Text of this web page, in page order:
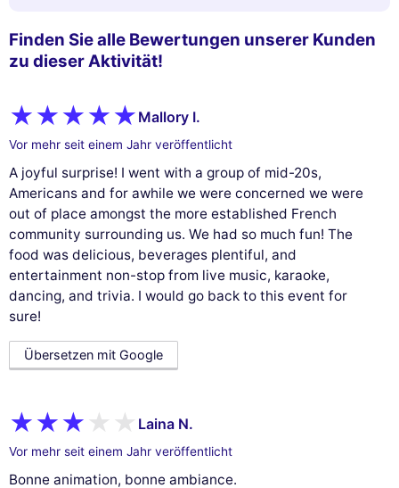
Finden Sie alle Bewertungen unserer Kunden
zu dieser Aktivität!
Mallory I.
Vor mehr seit einem Jahr veröffentlicht
A joyful surprise! I went with a group of mid-20s,
Americans and for awhile we were concerned we were
out of place amongst the more established French
community surrounding us. We had so much fun! The
food was delicious, beverages plentiful, and
entertainment non-stop from live music, karaoke,
dancing, and trivia. I would go back to this event for
sure!
Übersetzen mit Google
Laina N.
Vor mehr seit einem Jahr veröffentlicht
Bonne animation, bonne ambiance.